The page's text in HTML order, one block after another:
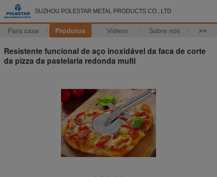
SUZHOU POLESTAR METAL PRODUCTS CO., LTD
Para casa Produtos Vídeos Sobre nós >>
Resistente funcional de aço inoxidável da faca de corte
da pizza da pastelaria redonda multi